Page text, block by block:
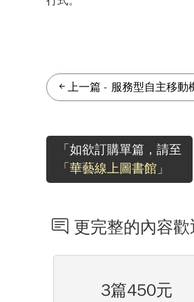
上一篇 -服務型自主移動
「如欲訂購單篇，請至
「華藝線上圖書館」
更完整的內容
3篇450元